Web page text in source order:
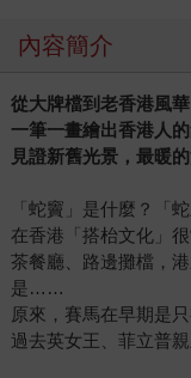
內容簡介
從大牌檔到老香港風
一筆一畫繪出香港人
見證新舊光景，最暖
「蛇竇」是什麼？「
在香港「搭枱文化」
茶餐廳、路邊攤檔，
是……
原來，賽馬在早期是
過去英女王、菲立普